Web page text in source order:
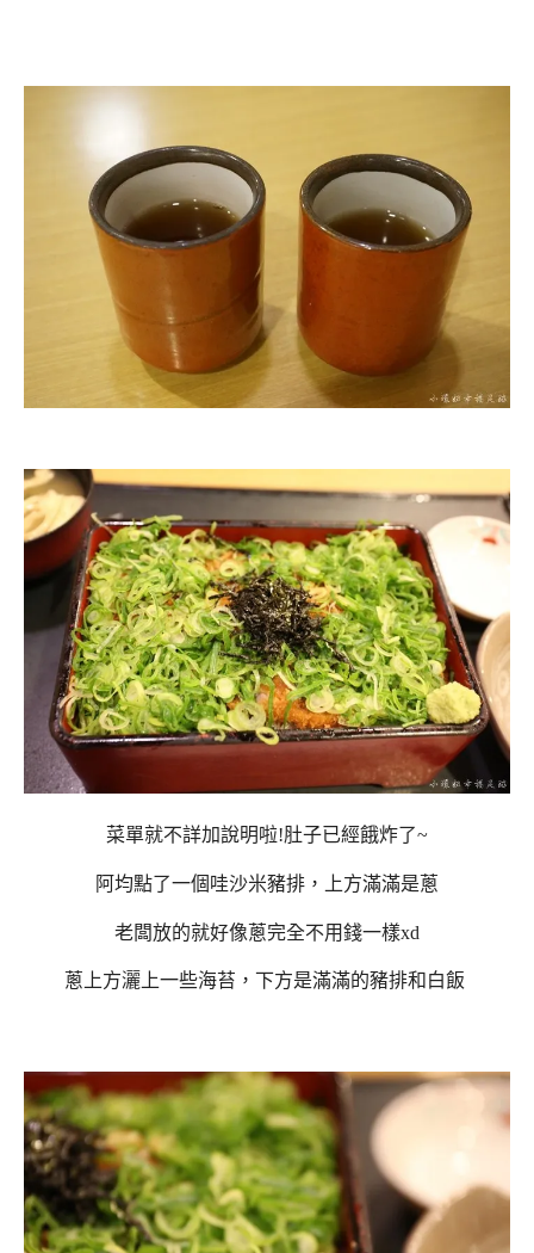
菜單就不詳加說明啦!肚子已經餓炸了~
阿均點了一個哇沙米豬排，上方滿滿是蔥
老闆放的就好像蔥完全不用錢一樣xd
蔥上方灑上一些海苔，下方是滿滿的豬排和白飯